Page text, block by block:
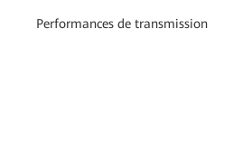
Performances de transmission